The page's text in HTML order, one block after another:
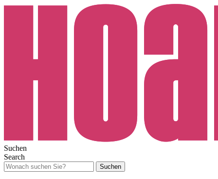
Suchen
Search
Suchen